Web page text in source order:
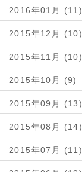
2016年01月 (11)
2015年12月 (10)
2015年11月 (10)
2015年10月 (9)
2015年09月 (13)
2015年08月 (14)
2015年07月 (11)